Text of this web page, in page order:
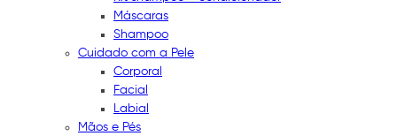
Máscaras
Shampoo
Cuidado com a Pele
Corporal
Facial
Labial
Mãos e Pés